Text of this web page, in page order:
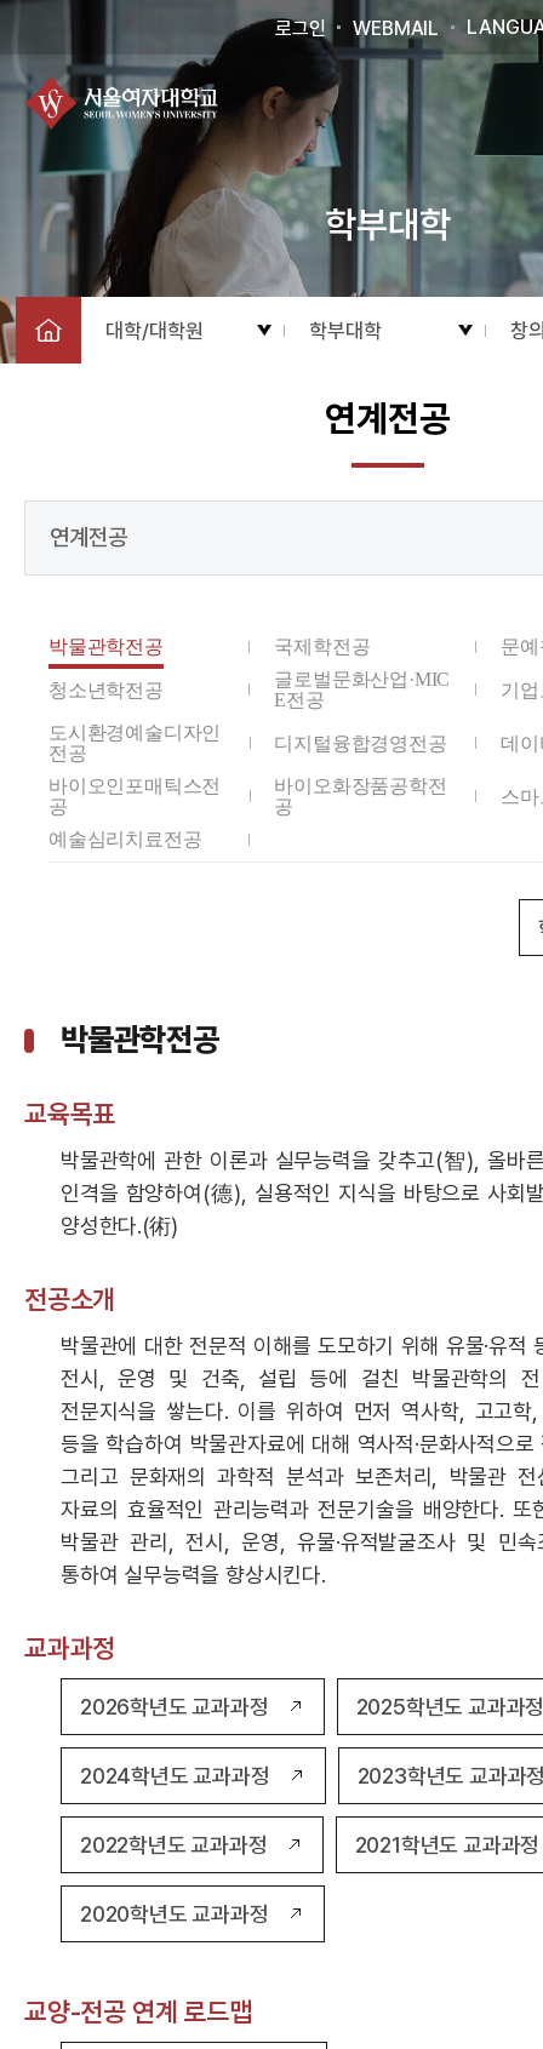
학부대학
로그인 WEBMAIL
대학/대학원 학부대학 창
연계전공
연계전공
박물관학전공 국제학전공 문
청소년학전공
글로벌문화산업·MIC
E전공
기
도시환경예술디자인
전공
디지털융합경영전공 데
바이오인포매틱스전
공
바이오화장품공학전
공
스
예술심리치료전공
박물관학전공
교육목표
박물관학에 관한 이론과 실무능력을 갖추고(智), 올바
인격을 함양하여(德), 실용적인 지식을 바탕으로 사회
양성한다.(術)
전공소개
박물관에 대한 전문적 이해를 도모하기 위해 유물·유적
전시, 운영 및 건축, 설립 등에 걸친 박물관학의
전문지식을 쌓는다. 이를 위하여 먼저 역사학, 고고
등을 학습하여 박물관자료에 대해 역사적·문화사적으
그리고 문화재의 과학적 분석과 보존처리, 박물관
자료의 효율적인 관리능력과 전문기술을 배양한다.
박물관 관리, 전시, 운영, 유물·유적발굴조사 및 민
통하여 실무능력을 향상시킨다.
교과과정
2026학년도 교과과정 2025학년도 교과과
2024학년도 교과과정 2023학년도 교과과
2022학년도 교과과정 2021학년도 교과과정
2020학년도 교과과정
교양-전공 연계 로드맵